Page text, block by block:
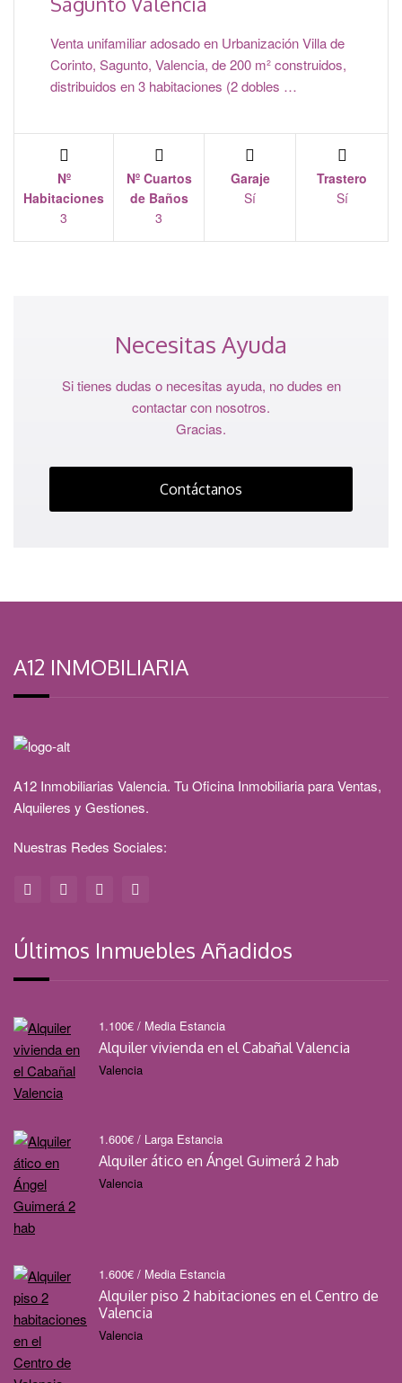
Venta unifamiliar adosado en Urbanización Villa de
Corinto, Sagunto, Valencia, de 200 m² construidos,
distribuidos en 3 habitaciones (2 dobles …
Nº
Habitaciones
3
Nº Cuartos
de Baños
3
Garaje
Sí
Trastero
Sí
Necesitas Ayuda
Si tienes dudas o necesitas ayuda, no dudes en
contactar con nosotros.
Gracias.
Contáctanos
A12 INMOBILIARIA
A12 Inmobiliarias Valencia. Tu Oficina Inmobiliaria para Ventas,
Alquileres y Gestiones.
Nuestras Redes Sociales:
Últimos Inmuebles Añadidos
1.100€ / Media Estancia
Alquiler vivienda en el Cabañal Valencia
Valencia
1.600€ / Larga Estancia
Alquiler ático en Ángel Guimerá 2 hab
Valencia
1.600€ / Media Estancia
Alquiler piso 2 habitaciones en el Centro de
Valencia
Valencia